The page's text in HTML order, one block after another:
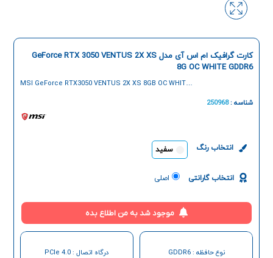
کارت گرافیک ام اس آی مدل GeForce RTX 3050 VENTUS 2X XS
8G OC WHITE GDDR6
MSI GeForce RTX3050 VENTUS 2X XS 8GB OC WHITE
شناسه :250968
انتخاب رنگ سفید
انتخاب گارانتی اصلی
موجود شد به من اطلاع بده
نوع حافظه : GDDR6 درگاه اتصال : PCIe 4.0